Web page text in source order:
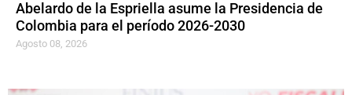
Abelardo de la Espriella asume la Presidencia de
Colombia para el período 2026-2030
Agosto 08, 2026